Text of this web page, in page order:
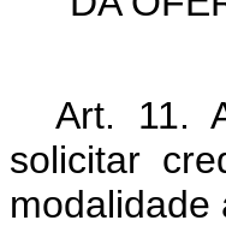
Art. 11.
solicitar
modalidade